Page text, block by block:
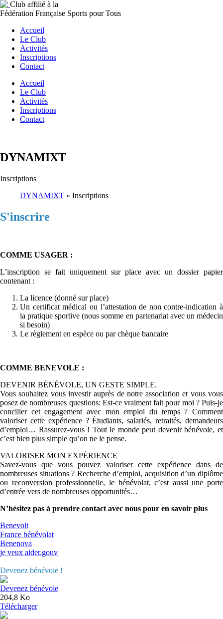
Club affilié à la
Fédération Française Sports pour Tous
Accueil
Le Club
Activités
Inscriptions
Contact
Accueil
Le Club
Activités
Inscriptions
Contact
DYNAMIXT
Inscriptions
DYNAMIXT » Inscriptions
S'inscrire
COMME USAGER :
L’inscription se fait uniquement sur place avec un dossier papier
contenant :
La licence (donné sur place)
Un certificat médical ou l’attestation de non contre-indication à
la pratique sportive (nous somme en partenariat avec un médecin
si besoin)
Le règlement en espèce ou par chèque bancaire
COMME BENEVOLE :
DEVENIR BÉNÉVOLE, UN GESTE SIMPLE.
Vous souhaitez vous investir auprès de notre association et vous vous
posez de nombreuses questions: Est-ce vraiment fait pour moi ? Puis-je
concilier cet engagement avec mon emploi du temps ? Comment
valoriser cette expérience ? Étudiants, salariés, retraités, demandeurs
d’emploi… Rassurez-vous ! Tout le monde peut devenir bénévole, et
c’est bien plus simple qu’on ne le pense.
VALORISER MON EXPÉRIENCE
Savez-vous que vous pouvez valoriser cette expérience dans de
nombreuses situations ? Recherche d’emploi, acquisition d’un diplôme
ou reconversion professionnelle, le bénévolat, c’est aussi une porte
d’entrée vers de nombreuses opportunités…
N’hésitez pas à prendre contact avec nous pour en savoir plus
Benevolt
France bénévolat
Benenova
je veux aider.gouv
Devenez bénévole !
Devenez bénévole
204,8 Ko
Télécharger